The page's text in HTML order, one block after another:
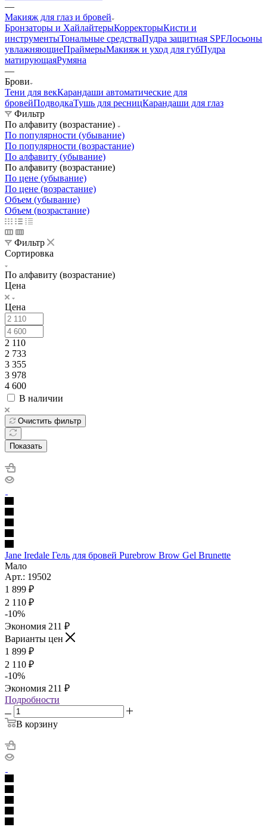
—
Макияж для глаз и бровей
Бронзаторы и ХайлайтерыКорректорыКисти и
инструментыТональные средстваПудра защитная SPFЛосьоны
увлажняющиеПраймерыМакияж и уход для губПудра
матирующаяРумяна
—
Брови
Тени для векКарандаши автоматические для
бровейПодводкаТушь для ресницКарандаши для глаз
Фильтр
По алфавиту (возрастание)
По популярности (убывание)
По популярности (возрастание)
По алфавиту (убывание)
По алфавиту (возрастание)
По цене (убывание)
По цене (возрастание)
Объем (убывание)
Объем (возрастание)
Фильтр
Сортировка
По алфавиту (возрастание)
Цена
Цена
2 110
2 733
3 355
3 978
4 600
В наличии
Очистить фильтр
Показать
Jane Iredale Гель для бровей Purebrow Brow Gel Brunette
Мало
Арт.: 19502
1 899 ₽
2 110 ₽
-10%
Экономия 211 ₽
Варианты цен
1 899 ₽
2 110 ₽
-10%
Экономия 211 ₽
Подробности
В корзину